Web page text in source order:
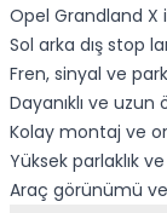
Opel Grandland X
Sol arka dış stop
Fren, sinyal ve park
Dayanıklı ve
Kolay montaj ve
Yüksek parlaklık
Araç görünümü